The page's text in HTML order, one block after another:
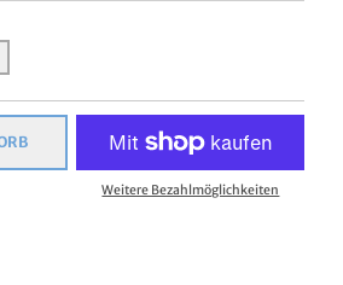
für Ministempel - Motivstempel -
Sie die Menge für Ministempel -
Weitere Bezahlmöglichkeiten